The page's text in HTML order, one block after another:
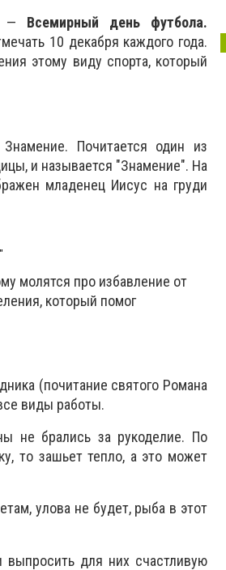
— Всемирный день футбола.
10 декабря каждого года.
этому виду спорта, который
Почитается один из
и называется "Знамение". На
младенец Иисус на груди
молятся про избавление от
который помог
(почитание святого Романа
виды работы.
не брались за рукоделие. По
то зашьет тепло, а это может
улова не будет, рыба в этот
для них счастливую